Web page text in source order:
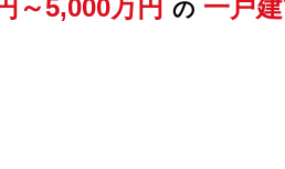
～5,000万円 の 一戸